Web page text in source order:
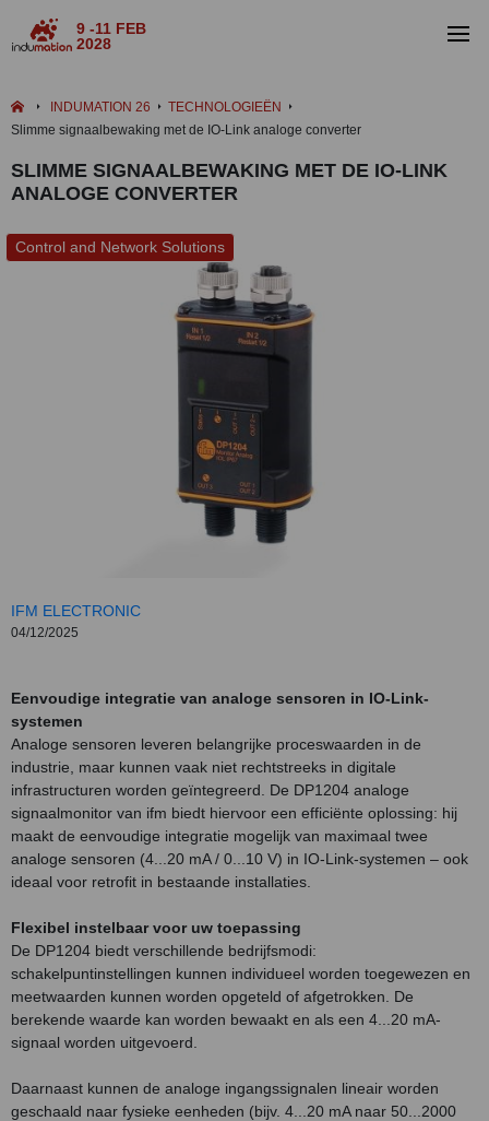
9 -11 FEB
2028
INDUMATION 26
TECHNOLOGIEËN
Slimme signaalbewaking met de IO-Link analoge converter
SLIMME SIGNAALBEWAKING MET DE IO-LINK
ANALOGE CONVERTER
Control and Network Solutions
IFM ELECTRONIC
04/12/2025
Eenvoudige integratie van analoge sensoren in IO-Link-
systemen
Analoge sensoren leveren belangrijke proceswaarden in de
industrie, maar kunnen vaak niet rechtstreeks in digitale
infrastructuren worden geïntegreerd. De DP1204 analoge
signaalmonitor van ifm biedt hiervoor een efficiënte oplossing: hij
maakt de eenvoudige integratie mogelijk van maximaal twee
analoge sensoren (4...20 mA / 0...10 V) in IO-Link-systemen – ook
ideaal voor retrofit in bestaande installaties.
Flexibel instelbaar voor uw toepassing
De DP1204 biedt verschillende bedrijfsmodi:
schakelpuntinstellingen kunnen individueel worden toegewezen en
meetwaarden kunnen worden opgeteld of afgetrokken. De
berekende waarde kan worden bewaakt en als een 4...20 mA-
signaal worden uitgevoerd.
Daarnaast kunnen de analoge ingangssignalen lineair worden
geschaald naar fysieke eenheden (bijv. 4...20 mA naar 50...2000